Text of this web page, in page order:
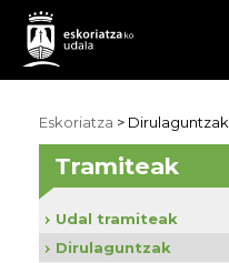
Eskoriatza > Dirulaguntzak
Tramiteak
Udal tramiteak
Dirulaguntzak